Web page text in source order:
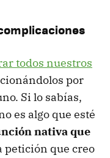
todos nuestros
por
Si lo sabías,
es algo que esté
nativa que
petición que creo